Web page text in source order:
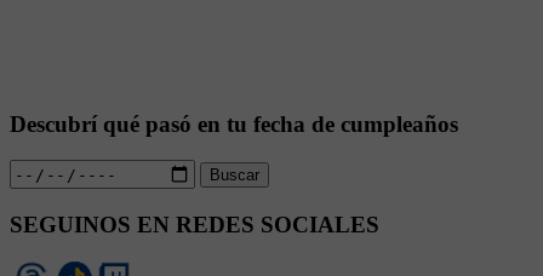
Descubrí qué pasó en tu fecha de cumpleaños
Buscar
SEGUINOS EN REDES SOCIALES